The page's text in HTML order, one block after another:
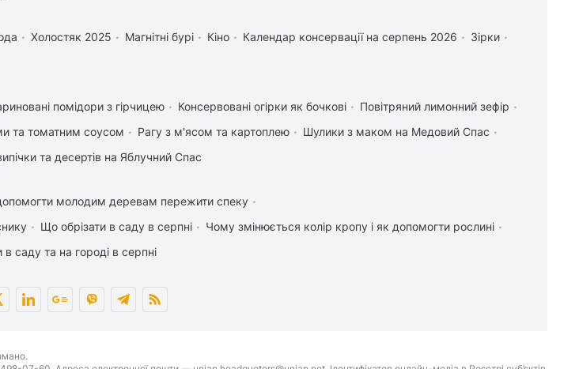
Холостяк 2025 Магнітні бурі Кіно Календар консервації на серпень 2026
Зірки
помідори з гірчицею Консервовані огірки як бочкові
Повітряний лимонний зефір
та томатним соусом Рагу з м'ясом та картоплею
Шулики з маком на Медовий Спас
та десертів на Яблучний Спас
молодим деревам пережити спеку
Що обрізати в саду в серпні
Чому змінюється колір кропу і як допомогти рослині
саду та на городі в серпні